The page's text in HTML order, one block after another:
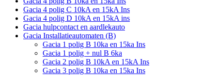
Gacia 4 polig C 10kA en 15kA Ins
Gacia 4 polig D 10kA en 15kA ins
Gacia hulpcontact en aardlekauto
Gacia Installatieautomaten (B)
Gacia 1 polig B 10ka en 15ka Ins
Gacia 1 polig + nul B 6ka
Gacia 2 polig B 10kA en 15kA Ins
Gacia 3 polig B 10ka en 15ka Ins